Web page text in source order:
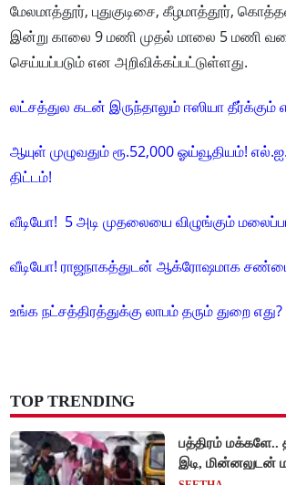
மேலமாத்தூர், புதுகுடிசை, கீழமாத்தூர்,
இன்று காலை 9 மணி முதல் மாலை 5 மணி
செய்யப்படும் என அறிவிக்கப்பட்டுள்ளது.
லட்சத்துல கடன் இருந்தாலும் ஈஸியா தீர்க்கும்
ஆயுள் முழுவதும் ரூ.52,000 ஓய்வூதியம்!
திட்டம்!
வீடியோ! 5 அடி முதலையை விழுங்கும்
வீடியோ! ராஜநாகத்துடன் ஆக்ரோஷமாக
உங்க நட்சத்திரத்துக்கு லாபம் தரும் துறை எது?
TOP TRENDING
பத்திரம் மக்களே..
இடி, மின்னலுடன்